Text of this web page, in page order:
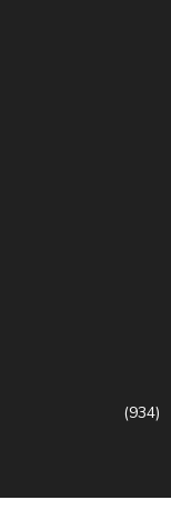
(934)